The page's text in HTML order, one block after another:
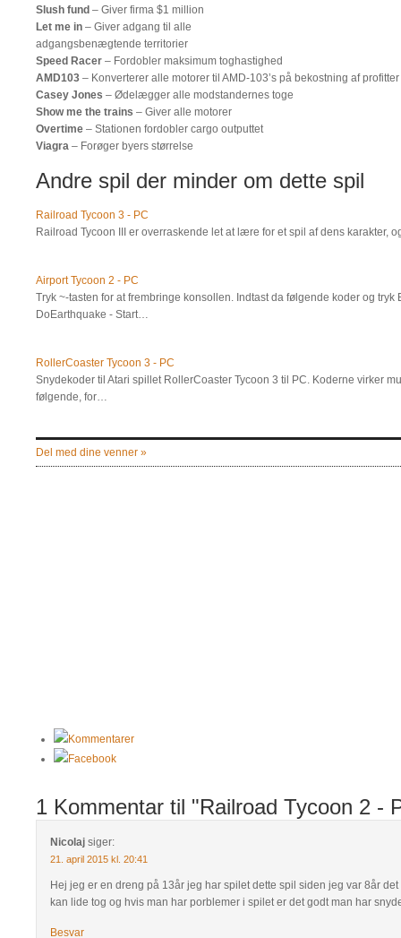
Slush fund – Giver firma $1 million
Let me in – Giver adgang til alle
adgangsbenægtende territorier
Speed Racer – Fordobler maksimum toghastighed
AMD103 – Konverterer alle motorer til AMD-103’s på bekostning af profitter
Casey Jones – Ødelægger alle modstandernes toge
Show me the trains – Giver alle motorer
Overtime – Stationen fordobler cargo outputtet
Viagra – Forøger byers størrelse
Andre spil der minder om dette spil
Railroad Tycoon 3 - PC
Railroad Tycoon III er overraskende let at lære for et spil af dens karakter,
Airport Tycoon 2 - PC
Tryk ~-tasten for at frembringe konsollen. Indtast da følgende koder og tryk
DoEarthquake - Start…
RollerCoaster Tycoon 3 - PC
Snydekoder til Atari spillet RollerCoaster Tycoon 3 til PC. Koderne virker
følgende, for…
Del med dine venner »
Kommentarer
Facebook
1 Kommentar til "Railroad Tycoon 2 -
Nicolaj siger:
21. april 2015 kl. 20:41
Hej jeg er en dreng på 13år jeg har spilet dette spil siden jeg var 8år
kan lide tog og hvis man har porblemer i spilet er det godt man har
Besvar